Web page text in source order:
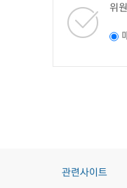
위
관련사이트